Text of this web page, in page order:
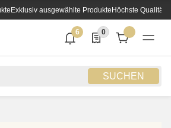
Exklusiv ausgewählte ProdukteHöchste Qualität
SUCHEN
6
6 neue Notifizierungen
0
0 Produkte in der